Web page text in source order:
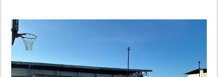
DEPORTES
MUNDO